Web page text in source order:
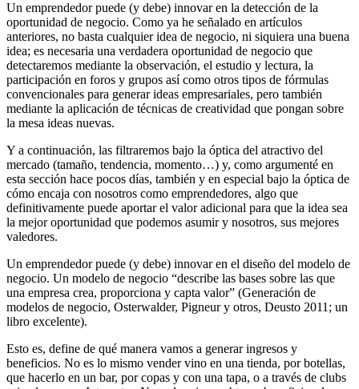
Un emprendedor puede (y debe) innovar en la detección de la
oportunidad de negocio. Como ya he señalado en artículos
anteriores, no basta cualquier idea de negocio, ni siquiera una buena
idea; es necesaria una verdadera oportunidad de negocio que
detectaremos mediante la observación, el estudio y lectura, la
participación en foros y grupos así como otros tipos de fórmulas
convencionales para generar ideas empresariales, pero también
mediante la aplicación de técnicas de creatividad que pongan sobre
la mesa ideas nuevas.
Y a continuación, las filtraremos bajo la óptica del atractivo del
mercado (tamaño, tendencia, momento…) y, como argumenté en
esta sección hace pocos días, también y en especial bajo la óptica de
cómo encaja con nosotros como emprendedores, algo que
definitivamente puede aportar el valor adicional para que la idea sea
la mejor oportunidad que podemos asumir y nosotros, sus mejores
valedores.
Un emprendedor puede (y debe) innovar en el diseño del modelo de
negocio. Un modelo de negocio “describe las bases sobre las que
una empresa crea, proporciona y capta valor” (Generación de
modelos de negocio, Osterwalder, Pigneur y otros, Deusto 2011; un
libro excelente).
Esto es, define de qué manera vamos a generar ingresos y
beneficios. No es lo mismo vender vino en una tienda, por botellas,
que hacerlo en un bar, por copas y con una tapa, o a través de clubs